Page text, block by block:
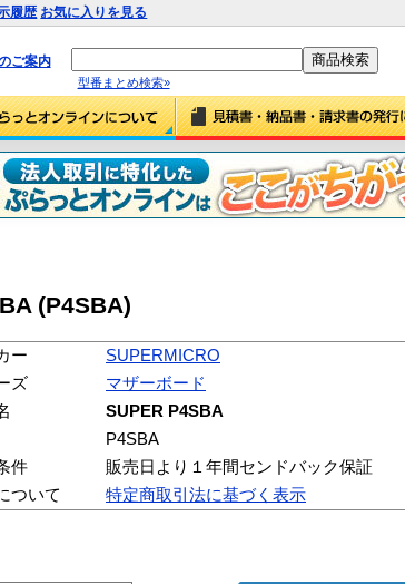
履歴 お気に入りを見る
ご案内
型番まとめ検索»
(P4SBA)
ー
SUPERMICRO
ズ
マザーボード
SUPER P4SBA
P4SBA
件
販売日より１年間センドバック保証
ついて
特定商取引法に基づく表示